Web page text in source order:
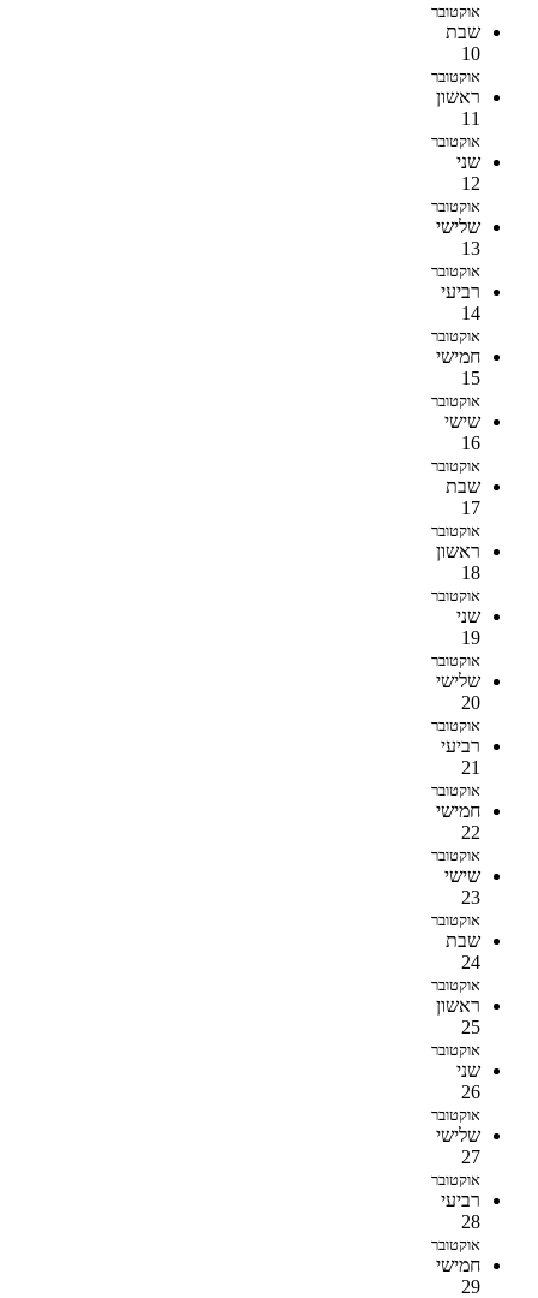
אוקטובר
שבת
10
אוקטובר
ראשון
11
אוקטובר
שני
12
אוקטובר
שלישי
13
אוקטובר
רביעי
14
אוקטובר
חמישי
15
אוקטובר
שישי
16
אוקטובר
שבת
17
אוקטובר
ראשון
18
אוקטובר
שני
19
אוקטובר
שלישי
20
אוקטובר
רביעי
21
אוקטובר
חמישי
22
אוקטובר
שישי
23
אוקטובר
שבת
24
אוקטובר
ראשון
25
אוקטובר
שני
26
אוקטובר
שלישי
27
אוקטובר
רביעי
28
אוקטובר
חמישי
29